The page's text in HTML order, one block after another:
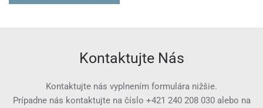
Kontaktujte Nás
Kontaktujte nás vyplnením formulára nižšie.
Prípadne nás kontaktujte na číslo +421 240 208 030alebo na